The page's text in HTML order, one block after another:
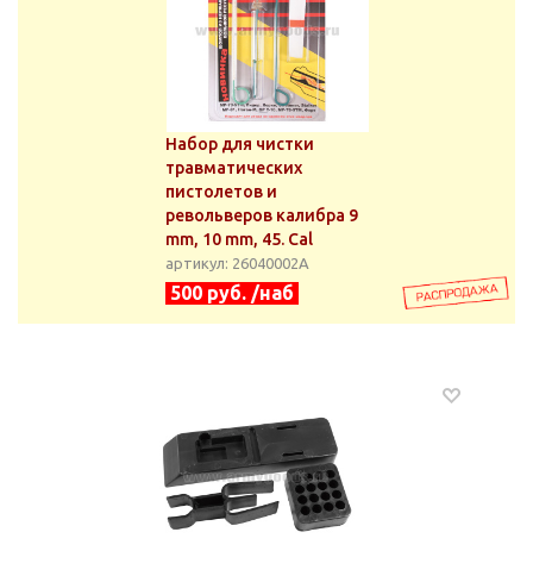
Набор для чистки
травматических
пистолетов и
револьверов калибра 9
mm, 10 mm, 45. Cal
артикул: 26040002А
500 руб. /наб